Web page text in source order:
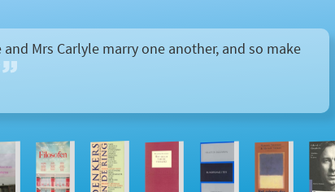
Mrs Carlyle marry one another, and so make